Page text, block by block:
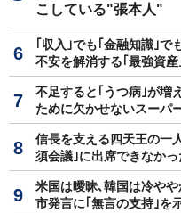
こしている"張本人"
｢収入｣でも｢金融知識｣
不安を解消する｢最強資
不足すると｢うつ病｣が増
ために欠かせないスーパ
信長を支える四天王の一
須会議｣に出席できなか
米国は曖昧､韓国は冷や
市発言に｢無言の支持｣を